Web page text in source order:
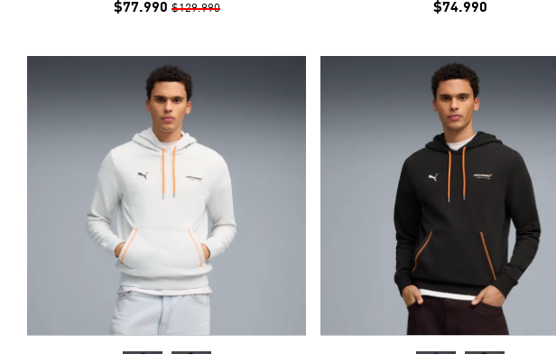
$77.990 $129.990
$74.990